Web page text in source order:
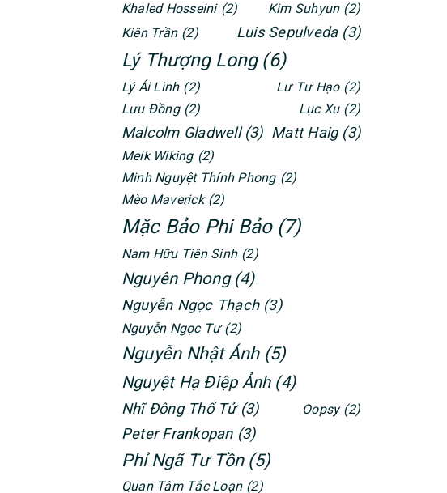
Khaled Hosseini (2) Kim Suhyun (2)
Kiên Trần (2) Luis Sepulveda (3)
Lý Thượng Long (6)
Lý Ái Linh (2) Lư Tư Hạo (2)
Lưu Đồng (2) Lục Xu (2)
Malcolm Gladwell (3) Matt Haig (3)
Meik Wiking (2)
Minh Nguyệt Thính Phong (2)
Mèo Maverick (2)
Mặc Bảo Phi Bảo (7)
Nam Hữu Tiên Sinh (2)
Nguyên Phong (4)
Nguyễn Ngọc Thạch (3)
Nguyễn Ngọc Tư (2)
Nguyễn Nhật Ánh (5)
Nguyệt Hạ Điệp Ảnh (4)
Nhĩ Đông Thố Tử (3) Oopsy (2)
Peter Frankopan (3)
Phỉ Ngã Tư Tồn (5)
Quan Tâm Tắc Loạn (2)